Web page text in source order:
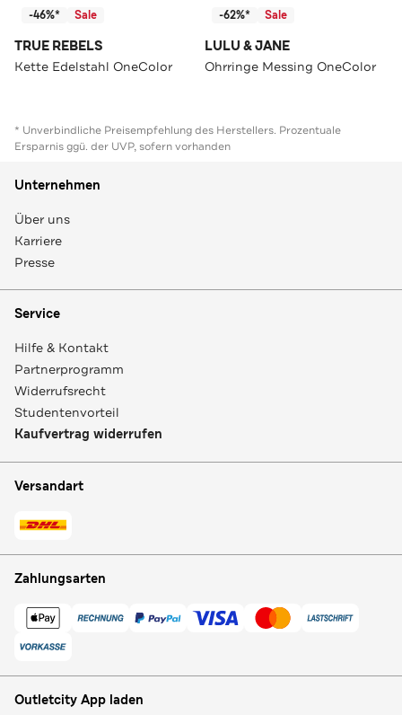
-46%* Sale
TRUE REBELS
Kette Edelstahl OneColor
-62%* Sale
LULU & JANE
Ohrringe Messing OneColor
* Unverbindliche Preisempfehlung des Herstellers. Prozentuale
Ersparnis ggü. der UVP, sofern vorhanden
Unternehmen
Über uns
Karriere
Presse
Service
Hilfe & Kontakt
Partnerprogramm
Widerrufsrecht
Studentenvorteil
Kaufvertrag widerrufen
Versandart
Zahlungsarten
Outletcity App laden